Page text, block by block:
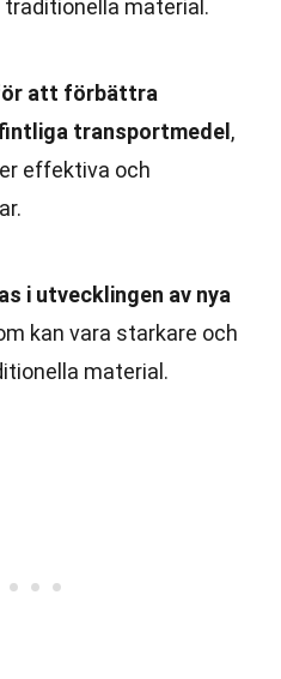
traditionella material.
att förbättra
transportmedel ,
effektiva och
i utvecklingen av nya
kan vara starkare och
material.